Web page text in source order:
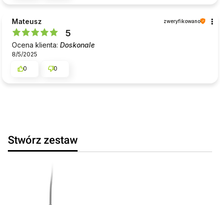
Mateusz zweryfikowano
5
Ocena klienta: Doskonale
8/5/2025
0
0
Stwórz zestaw